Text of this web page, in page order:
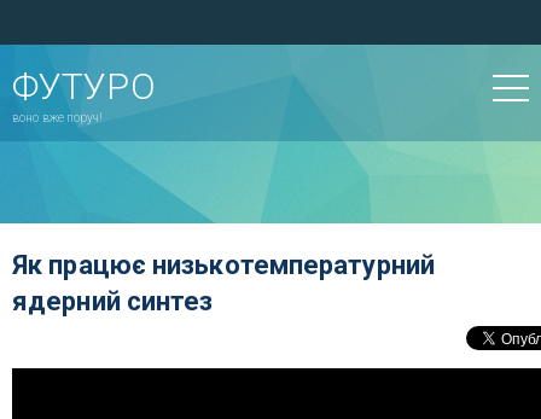
ФУТУРО
воно вже поруч!
Як працює низькотемпературний
ядерний синтез